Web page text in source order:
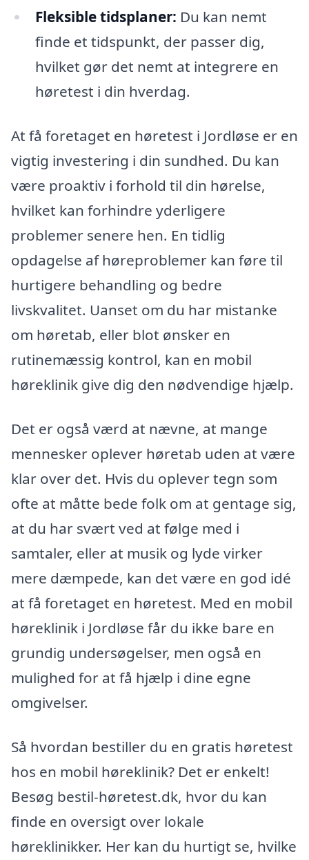
Fleksible tidsplaner: Du kan nemt
finde et tidspunkt, der passer dig,
hvilket gør det nemt at integrere en
høretest i din hverdag.
At få foretaget en høretest i Jordløse er en
vigtig investering i din sundhed. Du kan
være proaktiv i forhold til din hørelse,
hvilket kan forhindre yderligere
problemer senere hen. En tidlig
opdagelse af høreproblemer kan føre til
hurtigere behandling og bedre
livskvalitet. Uanset om du har mistanke
om høretab, eller blot ønsker en
rutinemæssig kontrol, kan en mobil
høreklinik give dig den nødvendige hjælp.
Det er også værd at nævne, at mange
mennesker oplever høretab uden at være
klar over det. Hvis du oplever tegn som
ofte at måtte bede folk om at gentage sig,
at du har svært ved at følge med i
samtaler, eller at musik og lyde virker
mere dæmpede, kan det være en god idé
at få foretaget en høretest. Med en mobil
høreklinik i Jordløse får du ikke bare en
grundig undersøgelser, men også en
mulighed for at få hjælp i dine egne
omgivelser.
Så hvordan bestiller du en gratis høretest
hos en mobil høreklinik? Det er enkelt!
Besøg bestil-høretest.dk, hvor du kan
finde en oversigt over lokale
høreklinikker. Her kan du hurtigt se, hvilke